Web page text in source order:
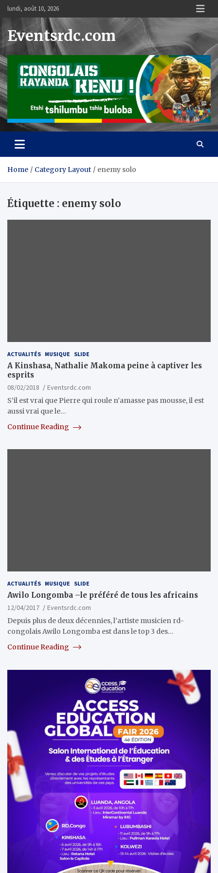
Skip
content
lundi, août 10, 2026
Eventsrdc.com
Home Category Layout enemy solo
Étiquette : enemy solo
ACTUALITÉS MUSIQUE SLIDE
A Kinshasa, Nathalie Makoma peine à captiver les
esprits
08/02/2018
Eventsrdc.com
S’il est vrai que Pierre qui roule n’amasse pas mousse, il est
aussi vrai que le…
Continue Reading
ACTUALITÉS MUSIQUE SLIDE
Awilo Longomba –le préféré de tous les africains
12/04/2017
Eventsrdc.com
Depuis plus de deux décennies, l’artiste musicien rd-
congolais Awilo Longomba est dans le top 3 des…
Continue Reading